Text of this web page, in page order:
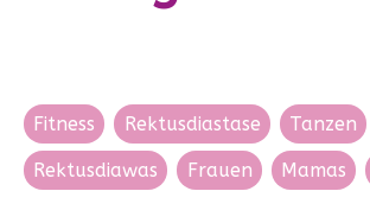
Fitness Rektusdiastase Tanzen
Rektusdiawas Frauen Mamas